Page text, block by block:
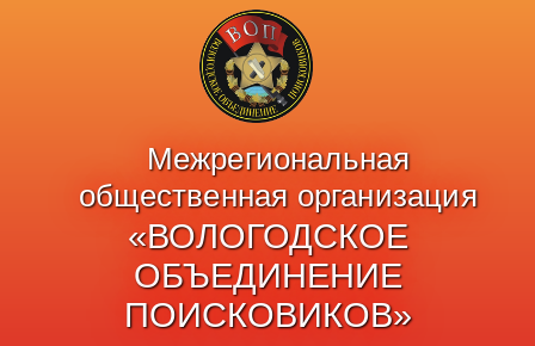
Межрегиональная
общественная организация
«ВОЛОГОДСКОЕ
ОБЪЕДИНЕНИЕ
ПОИСКОВИКОВ»